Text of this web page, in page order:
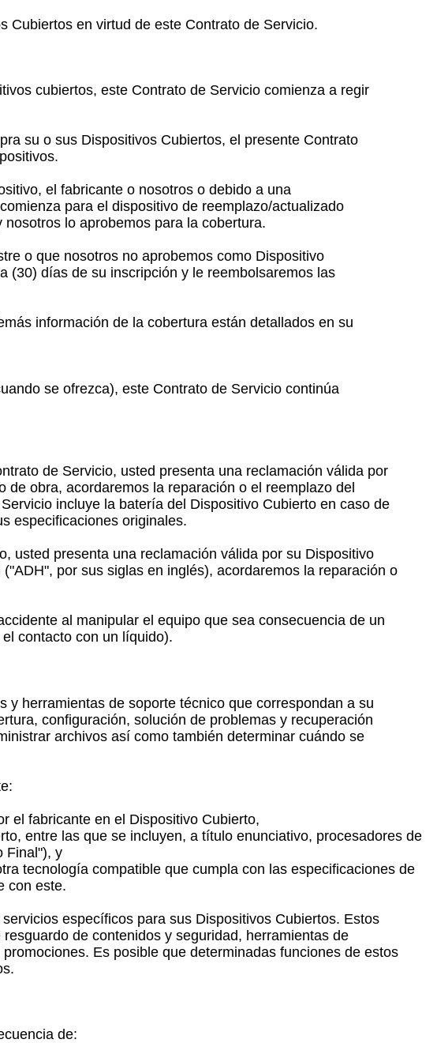
Cubiertos en virtud de este Contrato de Servicio.
cubiertos, este Contrato de Servicio comienza a regir
su o sus Dispositivos Cubiertos, el presente Contrato
el fabricante o nosotros o debido a una
para el dispositivo de reemplazo/actualizado
lo aprobemos para la cobertura.
o que nosotros no aprobemos como Dispositivo
(30) días de su inscripción y le reembolsaremos las
información de la cobertura están detallados en su
se ofrezca), este Contrato de Servicio continúa
de Servicio, usted presenta una reclamación válida por
de obra, acordaremos la reparación o el reemplazo del
incluye la batería del Dispositivo Cubierto en caso de
especificaciones originales.
usted presenta una reclamación válida por su Dispositivo
por sus siglas en inglés), acordaremos la reparación o
al manipular el equipo que sea consecuencia de un
contacto con un líquido).
herramientas de soporte técnico que correspondan a su
configuración, solución de problemas y recuperación
archivos así como también determinar cuándo se
fabricante en el Dispositivo Cubierto,
entre las que se incluyen, a título enunciativo, procesadores de
Final"), y
tecnología compatible que cumpla con las especificaciones de
con este.
específicos para sus Dispositivos Cubiertos. Estos
de contenidos y seguridad, herramientas de
Es posible que determinadas funciones de estos
de: